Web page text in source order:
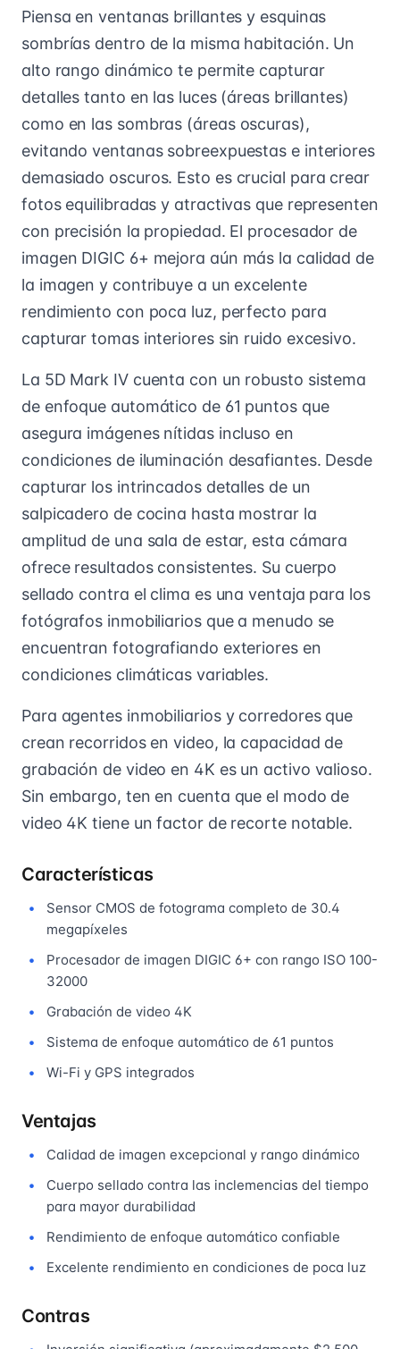
Piensa en ventanas brillantes y esquinas
sombrías dentro de la misma habitación. Un
alto rango dinámico te permite capturar
detalles tanto en las luces (áreas brillantes)
como en las sombras (áreas oscuras),
evitando ventanas sobreexpuestas e interiores
demasiado oscuros. Esto es crucial para crear
fotos equilibradas y atractivas que representen
con precisión la propiedad. El procesador de
imagen DIGIC 6+ mejora aún más la calidad de
la imagen y contribuye a un excelente
rendimiento con poca luz, perfecto para
capturar tomas interiores sin ruido excesivo.
La 5D Mark IV cuenta con un robusto sistema
de enfoque automático de 61 puntos que
asegura imágenes nítidas incluso en
condiciones de iluminación desafiantes. Desde
capturar los intrincados detalles de un
salpicadero de cocina hasta mostrar la
amplitud de una sala de estar, esta cámara
ofrece resultados consistentes. Su cuerpo
sellado contra el clima es una ventaja para los
fotógrafos inmobiliarios que a menudo se
encuentran fotografiando exteriores en
condiciones climáticas variables.
Para agentes inmobiliarios y corredores que
crean recorridos en video, la capacidad de
grabación de video en 4K es un activo valioso.
Sin embargo, ten en cuenta que el modo de
video 4K tiene un factor de recorte notable.
Características
Sensor CMOS de fotograma completo de 30.4
megapíxeles
Procesador de imagen DIGIC 6+ con rango ISO 100-
32000
Grabación de video 4K
Sistema de enfoque automático de 61 puntos
Wi-Fi y GPS integrados
Ventajas
Calidad de imagen excepcional y rango dinámico
Cuerpo sellado contra las inclemencias del tiempo
para mayor durabilidad
Rendimiento de enfoque automático confiable
Excelente rendimiento en condiciones de poca luz
Contras